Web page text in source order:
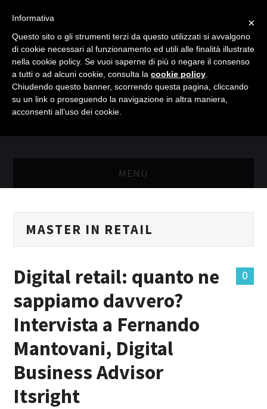
MENU
MASTER MARKETING & RETAIL
MASTER IN FOOD & BEVERAGE
GIURISTI IN AZIENDA
TUTTI
MASTER IN RETAIL
0
Digital retail: quanto ne
sappiamo davvero?
Intervista a Fernando
Mantovani, Digital
Business Advisor
Itsright
×
Informativa
Questo sito o gli strumenti terzi da questo utilizzati si avvalgono
di cookie necessari al funzionamento ed utili alle finalità illustrate
nella cookie policy. Se vuoi saperne di più o negare il consenso
a tutti o ad alcuni cookie, consulta la cookie policy
Chiudendo questo banner, scorrendo questa pagina, cliccando
su un link o proseguendo la navigazione in altra maniera,
acconsenti all’uso dei cookie.